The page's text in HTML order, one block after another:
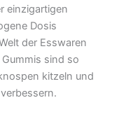
einzigartigen
Dosis
der Esswaren
sind so
kitzeln und